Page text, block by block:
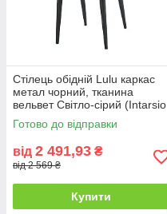
Стілець обідній Lulu каркас
метал чорний, тканина
вельвет Світло-сірий (Intarsio
TM)
Готово до відправки
від 2 491,93 ₴
від 2 569 ₴
Купити